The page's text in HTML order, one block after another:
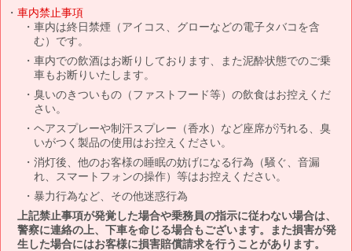
車内禁止事項
車内は終日禁煙（アイコス、グローなどの電子タバコを含
む）です。
車内での飲酒はお断りしております、また泥酔状態でのご乗
車もお断りいたします。
臭いのきついもの（ファストフード等）の飲食はお控えくだ
さい。
ヘアスプレーや制汗スプレー（香水）など座席が汚れる、臭
いがつく製品の使用はお控えください。
消灯後、他のお客様の睡眠の妨げになる行為（騒ぐ、音漏
れ、スマートフォンの操作）等はお控えください。
暴力行為など、その他迷惑行為
上記禁止事項が発覚した場合や乗務員の指示に従わない場合は、
警察に連絡の上、下車を命じる場合もございます。また損害が発
生した場合にはお客様に損害賠償請求を行うことがあります。